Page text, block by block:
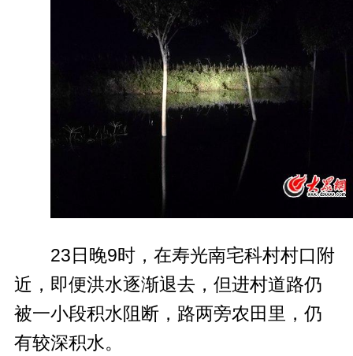
23日晚9时，在寿光南宅科村村口附
近，即便洪水逐渐退去，但进村道路仍
被一小段积水阻断，路两旁农田里，仍
有较深积水。